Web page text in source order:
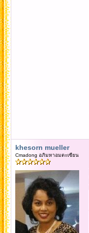
khesorn mueller
Cmadong อภิมหาอมตะเซียน